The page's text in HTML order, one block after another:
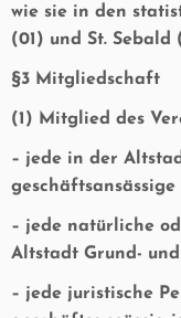
wie sie in den
(01) und St.
§3 Mitgliedschaft
(1) Mitglied des
– jede in der
– jede natürliche
Altstadt Grund-
– jede juristische